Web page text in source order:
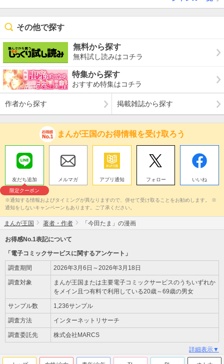
その他で探す
無料から探す
無料試し読みはコチラ
特集から探す
おすすめ特集はコチラ
作者から探す 掲載雑誌から探す
まんが王国のお得情報を受け取ろう
友だち追加
限定クーポン
メルマガ アプリ通知 フォロー いいね
※通知する情報およびタイミングが異なりますので、併せて受け取ることをお勧めします。 ※
通知をしないキャンペーンもあります。ご了承ください。
まんが王国 著者・作者 「今田たま」の漫画
お得感No.1表記について
「電子コミックサービスに関するアンケート」
調査期間 2026年3月6日～2026年3月18日
調査対象
まんが王国または主要電子コミックサービスのうちいずれか
をメイン且つ有料で利用している20歳～69歳の男女
サンプル数 1,236サンプル
調査方法 インターネットリサーチ
調査委託先 株式会社MARCS
詳細表示▼